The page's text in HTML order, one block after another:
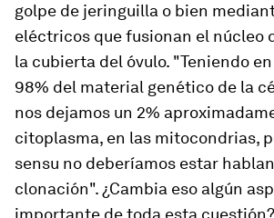
golpe de jeringuilla o bien
eléctricos que fusionan el núcleo
la cubierta del óvulo. "Teniendo
98% del material genético de la
nos dejamos un 2%
citoplasma, en las mitocondrias,
sensu no deberíamos estar
clonación". ¿Cambia eso algún
importante de toda esta